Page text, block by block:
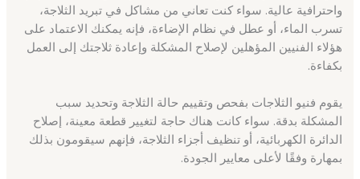
واحترافية عالية. سواء كنت تعاني من مشاكل في تبريد الثلاجة،
تسرب الماء، أو عطل في نظام الإضاءة، فإنه يمكنك الاعتماد على
هؤلاء الفنيين المؤهلين لإصلاح المشكلة وإعادة ثلاجتك إلى العمل
بكفاءة.
يقوم فنيو الثلاجات بفحص وتقييم حالة الثلاجة وتحديد سبب
المشكلة بدقة. سواء كانت هناك حاجة لتغيير قطعة معينة، إصلاح
الدائرة الكهربائية، أو تنظيف أجزاء الثلاجة، فإنهم سيقومون بذلك
بمهارة وفقًا لأعلى معايير الجودة.